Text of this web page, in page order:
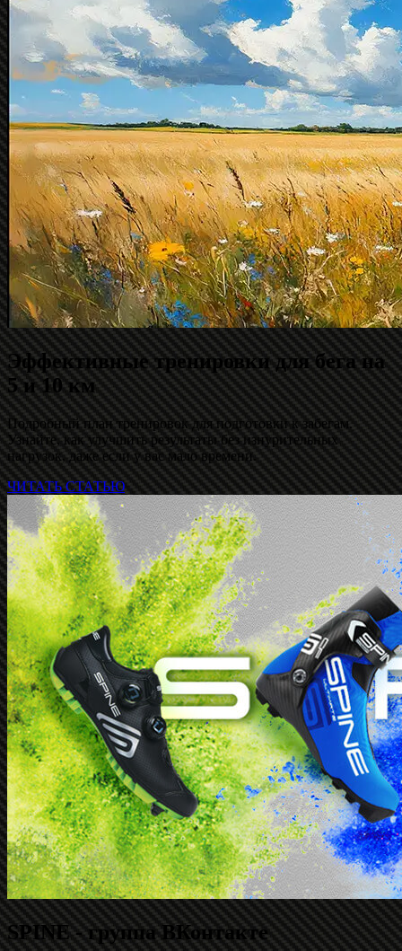
Эффективные тренировки для бега на
5 и 10 км
Подробный план тренировок для подготовки к забегам.
Узнайте, как улучшить результаты без изнурительных
нагрузок, даже если у вас мало времени.
ЧИТАТЬ СТАТЬЮ
SPINE - группа ВКонтакте